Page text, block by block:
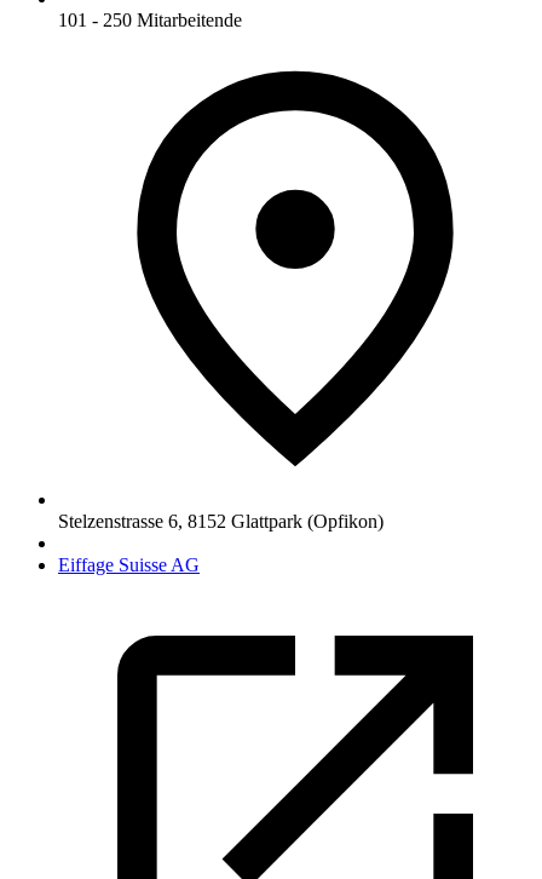
101 - 250 Mitarbeitende
Stelzenstrasse 6, 8152 Glattpark (Opfikon)
Eiffage Suisse AG